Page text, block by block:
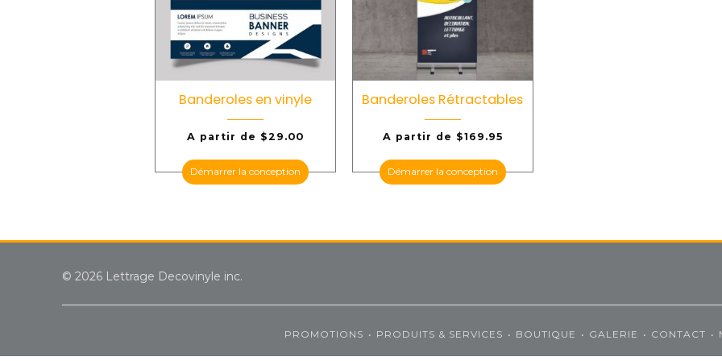
Banderoles en vinyle
A partir de $29.00
Démarrer la conception
Banderoles Rétractables
A partir de $169.95
Démarrer la conception
© 2026 Lettrage Decovinyle inc.
PROMOTIONS PRODUITS & SERVICES BOUTIQUE GALERIE CONTACT